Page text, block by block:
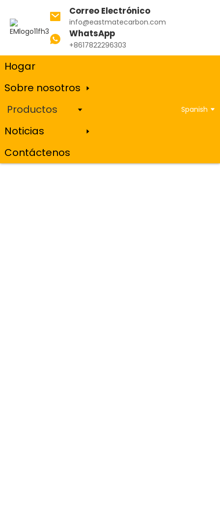
Correo Electrónico
info@eastmatecarbon.com
WhatsApp
+8617822296303
Hogar
Sobre nosotros
Productos
Noticias
Contáctenos
Spanish
Productos
Bloque de ánodo de carbono